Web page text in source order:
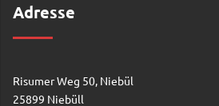
Adresse
Risumer Weg 50, Niebül
25899 Niebüll